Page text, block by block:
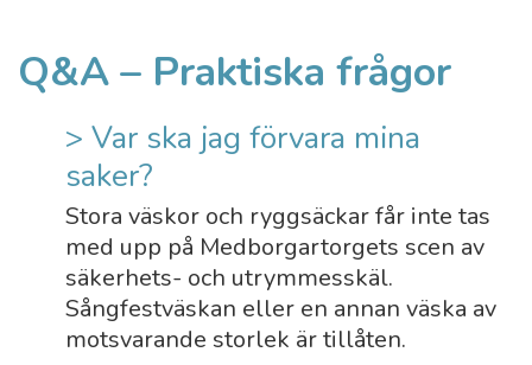
Q&A – Praktiska frågor
> Var ska jag förvara mina
saker?
Stora väskor och ryggsäckar får inte tas
med upp på Medborgartorgets scen av
säkerhets- och utrymmesskäl.
Sångfestväskan eller en annan väska av
motsvarande storlek är tillåten.